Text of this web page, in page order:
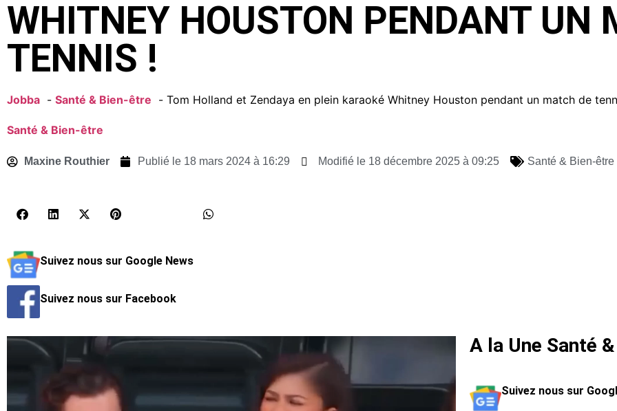
WHITNEY HOUSTON PENDANT UN
TENNIS !
Jobba Santé & Bien-être Tom Holland et Zendaya en plein karaoké Whitney Houston pendant un match de
Santé & Bien-être
Maxine Routhier Publié le 18 mars 2024 à 16:29 Modifié le 18 décembre 2025 à 09:25 Santé & Bien-être
Suivez nous sur Google News
Suivez nous sur Facebook
A la Une Santé
Suivez nous sur